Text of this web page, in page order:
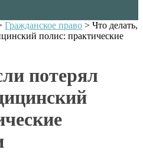
Гражданское право > Что делать,
полис: практические
потерял